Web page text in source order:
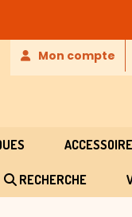
Mon compte
RECHERCHE